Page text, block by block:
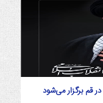
قم برگزار می‌شود